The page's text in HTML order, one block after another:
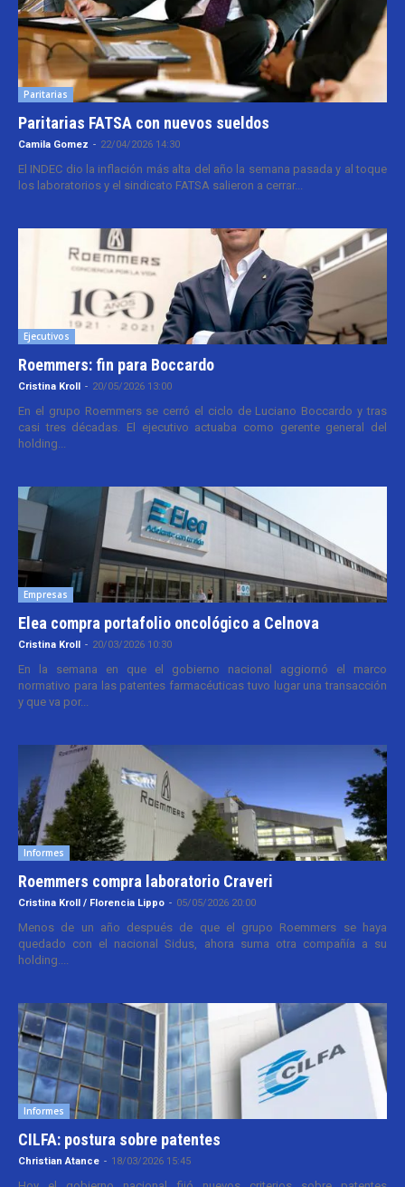
Paritarias
Paritarias FATSA con nuevos sueldos
Camila Gomez - 22/04/2026 14:30
El INDEC dio la inflación más alta del año la semana pasada y al toque
los laboratorios y el sindicato FATSA salieron a cerrar...
Ejecutivos
Roemmers: fin para Boccardo
Cristina Kroll - 20/05/2026 13:00
En el grupo Roemmers se cerró el ciclo de Luciano Boccardo y tras
casi tres décadas. El ejecutivo actuaba como gerente general del
holding...
Empresas
Elea compra portafolio oncológico a Celnova
Cristina Kroll - 20/03/2026 10:30
En la semana en que el gobierno nacional aggiornó el marco
normativo para las patentes farmacéuticas tuvo lugar una transacción
y que va por...
Informes
Roemmers compra laboratorio Craveri
Cristina Kroll / Florencia Lippo - 05/05/2026 20:00
Menos de un año después de que el grupo Roemmers se haya
quedado con el nacional Sidus, ahora suma otra compañía a su
holding....
Informes
CILFA: postura sobre patentes
Christian Atance - 18/03/2026 15:45